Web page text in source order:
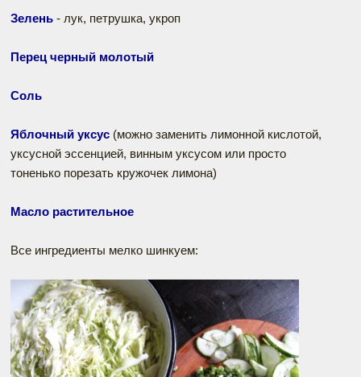
Зелень - лук, петрушка, укроп
Перец черный молотый
Соль
Яблочный уксус (можно заменить лимонной кислотой,
уксусной эссенцией, винным уксусом или просто
тоненько порезать кружочек лимона)
Масло растительное
Все ингредиенты мелко шинкуем: